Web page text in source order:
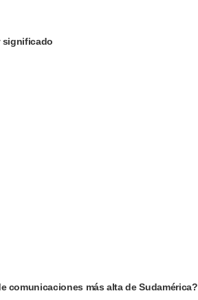
significado
comunicaciones más alta de Sudamérica?